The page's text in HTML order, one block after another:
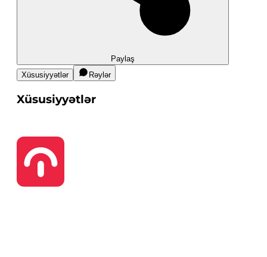
Paylaş
Xüsusiyyətlər
Rəylər
Xüsusiyyətlər